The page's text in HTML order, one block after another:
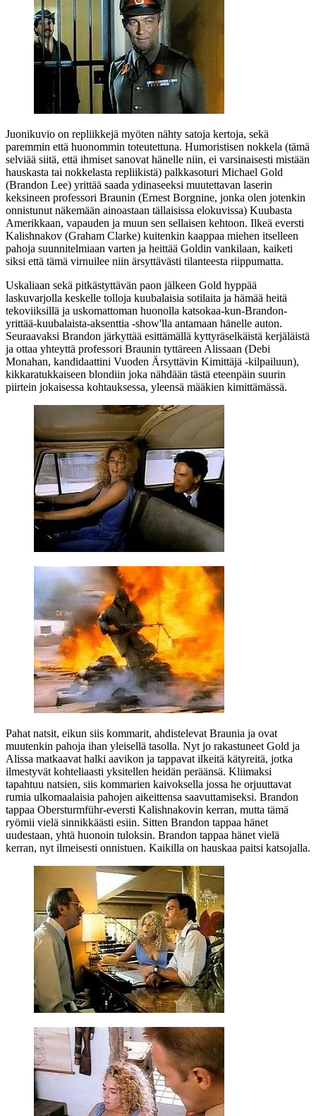
Juonikuvio on repliikkejä myöten nähty satoja kertoja, sekä
paremmin että huonommin toteutettuna. Humoristisen nokkela (tämä
selviää siitä, että ihmiset sanovat hänelle niin, ei varsinaisesti mistään
hauskasta tai nokkelasta repliikistä) palkkasoturi Michael Gold
(Brandon Lee) yrittää saada ydinaseeksi muutettavan laserin
keksineen professori Braunin (Ernest Borgnine, jonka olen jotenkin
onnistunut näkemään ainoastaan tällaisissa elokuvissa) Kuubasta
Amerikkaan, vapauden ja muun sen sellaisen kehtoon. Ilkeä eversti
Kalishnakov (Graham Clarke) kuitenkin kaappaa miehen itselleen
pahoja suunnitelmiaan varten ja heittää Goldin vankilaan, kaiketi
siksi että tämä virnuilee niin ärsyttävästi tilanteesta riippumatta.
Uskaliaan sekä pitkästyttävän paon jälkeen Gold hyppää
laskuvarjolla keskelle tolloja kuubalaisia sotilaita ja hämää heitä
tekoviiksillä ja uskomattoman huonolla katsokaa-kun-Brandon-
yrittää-kuubalaista-aksenttia ‑show'lla antamaan hänelle auton.
Seuraavaksi Brandon järkyttää esittämällä kyttyräselkäistä kerjäläistä
ja ottaa yhteyttä professori Braunin tyttäreen Alissaan (Debi
Monahan, kandidaattini Vuoden Ärsyttävin Kimittäjä ‑kilpailuun),
kikkaratukkaiseen blondiin joka nähdään tästä eteenpäin suurin
piirtein jokaisessa kohtauksessa, yleensä määkien kimittämässä.
Pahat natsit, eikun siis kommarit, ahdistelevat Braunia ja ovat
muutenkin pahoja ihan yleisellä tasolla. Nyt jo rakastuneet Gold ja
Alissa matkaavat halki aavikon ja tappavat ilkeitä kätyreitä, jotka
ilmestyvät kohteliaasti yksitellen heidän peräänsä. Kliimaksi
tapahtuu natsien, siis kommarien kaivoksella jossa he orjuuttavat
rumia ulkomaalaisia pahojen aikeittensa saavuttamiseksi. Brandon
tappaa Obersturmführ-eversti Kalishnakovin kerran, mutta tämä
ryömii vielä sinnikkäästi esiin. Sitten Brandon tappaa hänet
uudestaan, yhtä huonoin tuloksin. Brandon tappaa hänet vielä
kerran, nyt ilmeisesti onnistuen. Kaikilla on hauskaa paitsi katsojalla.